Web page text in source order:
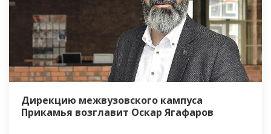
Дирекцию межвузовского кампуса
Прикамья возглавит Оскар Ягафаров